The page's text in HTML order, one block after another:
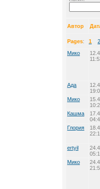
Автор
Pages: 1 2
Мико
Ада
Мико
Кашма
Глория
ertyil
Мико